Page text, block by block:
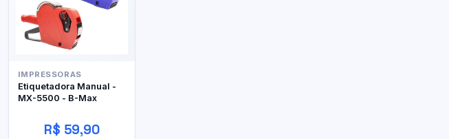
IMPRESSORAS
Etiquetadora Manual -
MX-5500 - B-Max
R$ 59,90